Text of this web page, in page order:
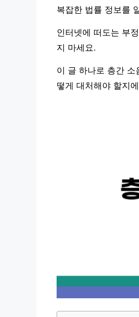
복잡한 법률 정보를
인터넷에 떠도는 부
지 마세요.
이 글 하나로 층간 소
떻게 대처해야 할지